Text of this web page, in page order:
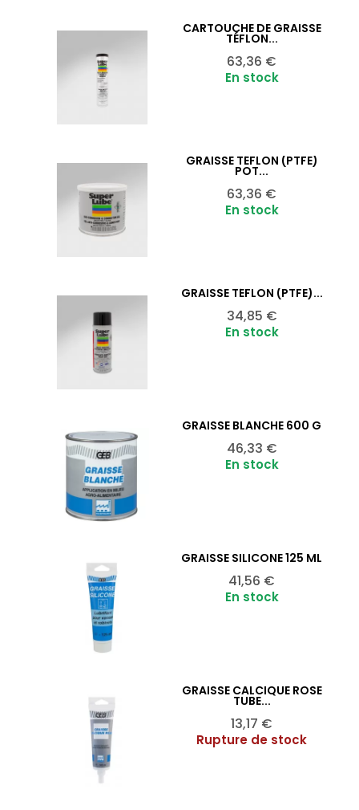
Ajouter au panier
CARTOUCHE DE GRAISSE
TÉFLON...
Prix
63,36 €
En stock
Ajouter au panier
GRAISSE TÉFLON (PTFE)
POT...
Prix
63,36 €
En stock
Ajouter au panier
GRAISSE TÉFLON (PTFE)...
Prix
34,85 €
En stock
Ajouter au panier
GRAISSE BLANCHE 600 G
Prix
46,33 €
En stock
Ajouter au panier
GRAISSE SILICONE 125 ML
Prix
41,56 €
En stock
Ajouter au panier
GRAISSE CALCIQUE ROSE
TUBE...
Prix
13,17 €
Rupture de stock